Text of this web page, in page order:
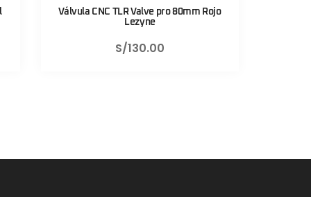
Rojo
Válvula CNC TLR Valve pro 80mm Negro
Lezyne
S/130.00